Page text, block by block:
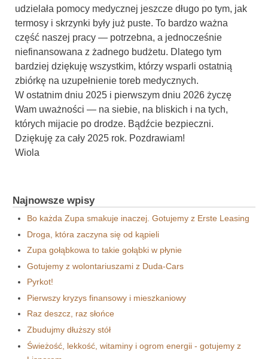
udzielała pomocy medycznej jeszcze długo po tym, jak
termosy i skrzynki były już puste. To bardzo ważna
część naszej pracy — potrzebna, a jednocześnie
niefinansowana z żadnego budżetu. Dlatego tym
bardziej dziękuję wszystkim, którzy wsparli ostatnią
zbiórkę na uzupełnienie toreb medycznych.
W ostatnim dniu 2025 i pierwszym dniu 2026 życzę
Wam uważności — na siebie, na bliskich i na tych,
których mijacie po drodze. Bądźcie bezpieczni.
Dziękuję za cały 2025 rok. Pozdrawiam!
Wiola
Najnowsze wpisy
Bo każda Zupa smakuje inaczej. Gotujemy z Erste Leasing
Droga, która zaczyna się od kąpieli
Zupa gołąbkowa to takie gołąbki w płynie
Gotujemy z wolontariuszami z Duda-Cars
Pyrkot!
Pierwszy kryzys finansowy i mieszkaniowy
Raz deszcz, raz słońce
Zbudujmy dłuższy stół
Świeżość, lekkość, witaminy i ogrom energii - gotujemy z